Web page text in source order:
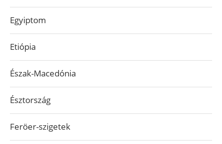
Egyiptom
Etiópia
Észak-Macedónia
Észtország
Feröer-szigetek